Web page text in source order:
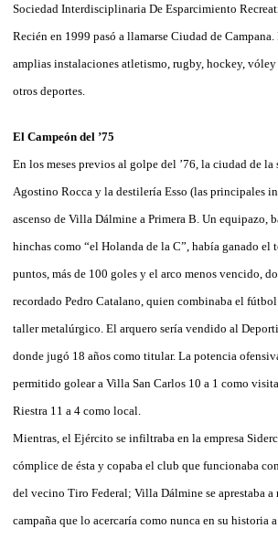
Sociedad Interdisciplinaria De Esparcimiento
Recién en 1999 pasó a llamarse Ciudad de
amplias instalaciones atletismo, rugby, hockey,
otros deportes.
El Campeón del ’75
En los meses previos al golpe del ’76, la ciudad de
Agostino Rocca y la destilería Esso (las principales
ascenso de Villa Dálmine a Primera B. Un equipazo,
hinchas como “el Holanda de la C”, había ganado el
puntos, más de 100 goles y el arco menos vencido,
recordado Pedro Catalano, quien combinaba el
taller metalúrgico. El arquero sería vendido al
donde jugó 18 años como titular. La potencia
permitido golear a Villa San Carlos 10 a 1 como
Riestra 11 a 4 como local.
Mientras, el Ejército se infiltraba en la empresa
cómplice de ésta y copaba el club que funcionaba
del vecino Tiro Federal; Villa Dálmine se aprestaba a
campaña que lo acercaría como nunca en su historia